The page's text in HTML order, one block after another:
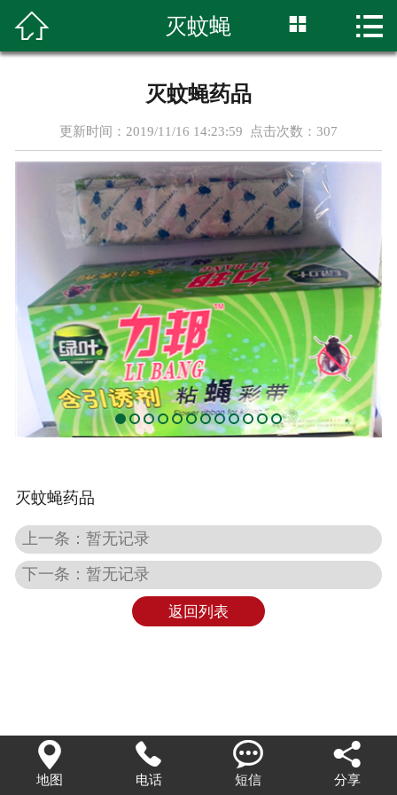
 首页
新闻资讯
消杀案例
资质荣誉
消杀流程
在线留言
联系我们
 灭蚊蝇  
灭蚊蝇药品
更新时间：2019/11/16 14:23:59 点击次数： 307
灭蚊蝇药品
上一条：暂无记录
下一条：暂无记录
返回列表

地图

电话

短信

分享